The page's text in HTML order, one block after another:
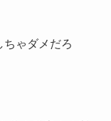
ちゃダメだろ